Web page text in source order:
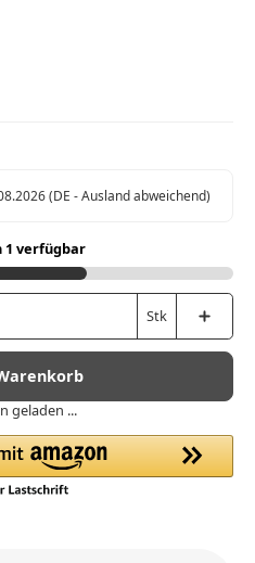
(DE - Ausland abweichend)
1 verfügbar
Stk
geladen ...